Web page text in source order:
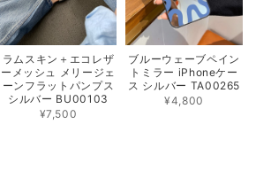
ラムスキン＋エコレザ
ーメッシュ メリージェ
ーンフラットパンプス
シルバー BU00103
¥7,500
ブルーウェーブペイン
トミラー iPhoneケー
ス シルバー TA00265
¥4,800